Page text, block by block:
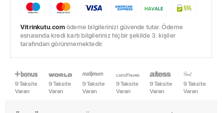
Vitrinkutu.comödeme bilgilerinizi güvende tutar. Ödeme
esnasında kredi kartı bilgileriniz hiçbir şekilde 3. kişiler
tarafından görünmemektedir.
9 Taksite
Varan
9 Taksite
Varan
9 Taksite
Varan
9 Taksite
Varan
9 Taksite
Varan
9 Taksite
Varan